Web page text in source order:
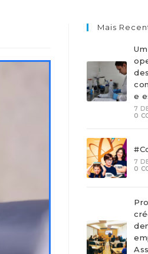
Mais
e
7
0
7
0